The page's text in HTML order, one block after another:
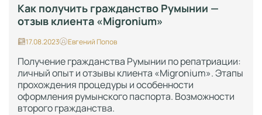
Как получить гражданство Румынии —
отзыв клиента «Migronium»
17.08.2023 Евгений Попов
Получение гражданства Румынии по репатриации:
личный опыт и отзывы клиента «Migronium». Этапы
прохождения процедуры и особенности
оформления румынского паспорта. Возможности
второго гражданства.